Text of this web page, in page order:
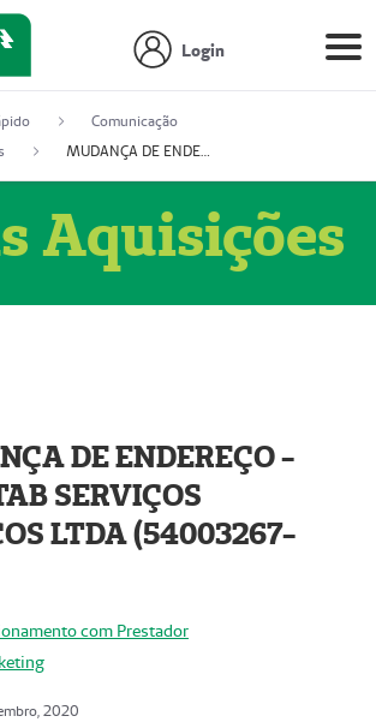
Login
Comunicação
MUDANÇA DE ENDEREÇO - DIAGITAB SERVIÇOS MÉDICOS LTDA (54003267-5)
Aquisições
DE ENDEREÇO -
SERVIÇOS
LTDA (54003267-
com Prestador
2020